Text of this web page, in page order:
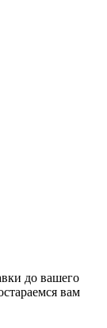
до вашего
вам